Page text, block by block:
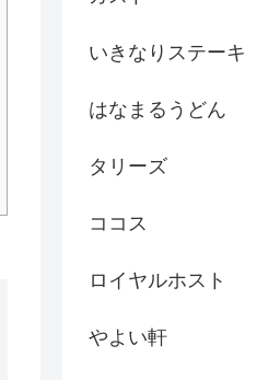
いきなりステーキ
はなまるうどん
タリーズ
ココス
ロイヤルホスト
やよい軒